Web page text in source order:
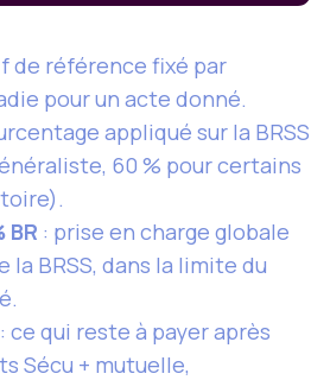
de référence fixé par
pour un acte donné.
appliqué sur la BRSS
60 % pour certains
BR : prise en charge globale
la BRSS, dans la limite du
: ce qui reste à payer après
Sécu + mutuelle,